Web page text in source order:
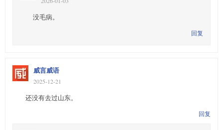
没毛病。
回复
威言威语
2025-12-21
还没有去过山东。
回复